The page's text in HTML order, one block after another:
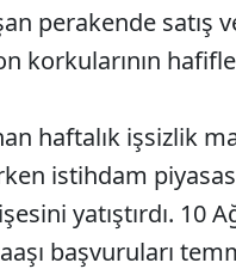
perakende satış
korkularının
haftalık işsizlik
istihdam
yatıştırdı. 10
başvuruları